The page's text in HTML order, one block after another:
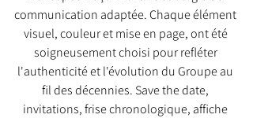
communication adaptée. Chaque élément
visuel, couleur et mise en page, ont été
soigneusement choisi pour refléter
l'authenticité et l'évolution du Groupe au
fil des décennies. Save the date,
invitations, frise chronologique, affiche